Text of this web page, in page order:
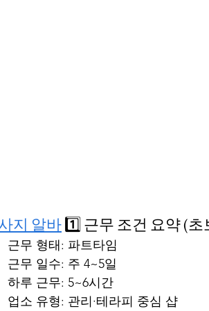
지 알바 1️⃣ 근무 조건 요약 (초
근무 형태: 파트타임
근무 일수: 주 4~5일
하루 근무: 5~6시간
업소 유형: 관리·테라피 중심 샵